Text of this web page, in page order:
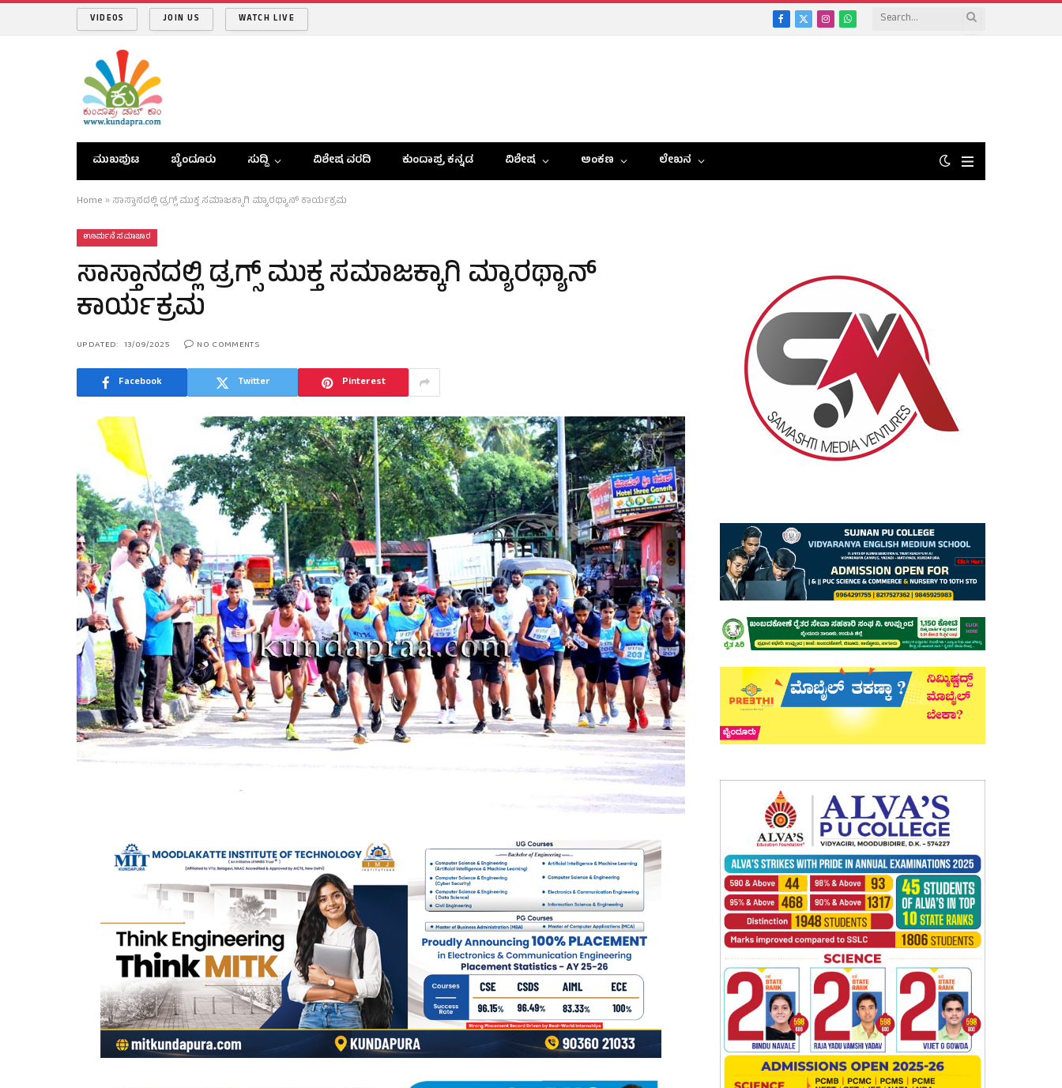
VIDEOS JOIN US WATCH LIVE Facebook
X
InstagramWhatsApp
ಮುಖಪುಟ ಬೈಂದೂರು ಸುದ್ದಿ ವಿಶೇಷ ವರದಿ ಕುಂದಾಪ್ರ ಕನ್ನಡ ವಿಶೇಷ ಅಂಕಣ ಲೇಖನ
Home » ಸಾಸ್ತಾನದಲ್ಲಿ ಡ್ರಗ್ಸ್ ಮುಕ್ತ ಸಮಾಜಕ್ಕಾಗಿ ಮ್ಯಾರಥ್ಯಾನ್ ಕಾರ್ಯಕ್ರಮ
ಊರ್ಮನೆ ಸಮಾಚಾರ
ಸಾಸ್ತಾನದಲ್ಲಿ ಡ್ರಗ್ಸ್ ಮುಕ್ತ ಸಮಾಜಕ್ಕಾಗಿ ಮ್ಯಾರಥ್ಯಾನ್
ಕಾರ್ಯಕ್ರಮ
UPDATED: 13/09/2025 NO COMMENTS
Facebook Twitter Pinterest